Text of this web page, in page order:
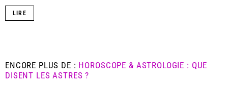
LIRE
ENCORE PLUS DE : HOROSCOPE & ASTROLOGIE : QUE
DISENT LES ASTRES ?